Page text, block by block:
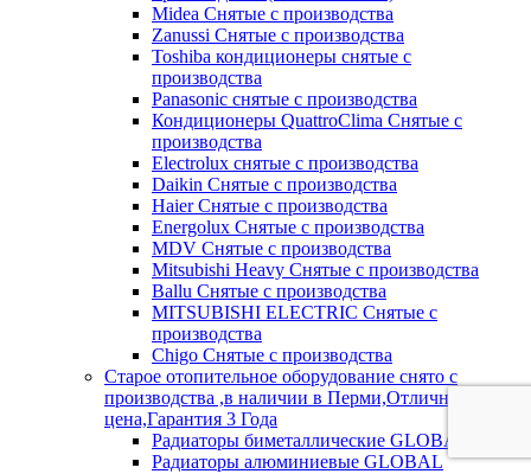
Midea Снятые с производства
Zanussi Снятые с производства
Toshiba кондиционеры снятые с
производства
Panasonic снятые с производства
Кондиционеры QuattroClima Снятые с
производства
Electrolux снятые с производства
Daikin Снятые с производства
Haier Снятые с производства
Energolux Снятые с производства
MDV Снятые с производства
Mitsubishi Heavy Снятые с производства
Ballu Снятые с производства
MITSUBISHI ELECTRIC Снятые с
производства
Chigo Снятые с производства
Старое отопительное оборудование снято с
производства ,в наличии в Перми,Отличная
цена,Гарантия 3 Года
Радиаторы биметаллические GLOBAL
Радиаторы алюминиевые GLOBAL